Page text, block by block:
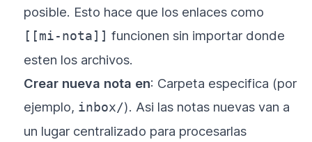
posible. Esto hace que los enlaces como
[[mi-nota]] funcionen sin importar donde
esten los archivos.
Crear nueva nota en: Carpeta especifica (por
ejemplo, inbox/). Asi las notas nuevas van a
un lugar centralizado para procesarlas